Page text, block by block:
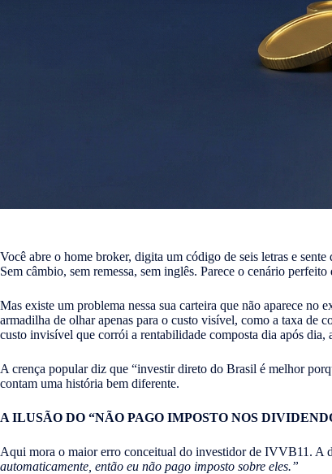
Você abre o home broker, digita um código de seis letras e
Sem câmbio, sem remessa, sem inglês. Parece o cenário
Mas existe um problema nessa sua carteira que não aparece no
armadilha de olhar apenas para o custo visível, como a taxa de
custo invisível que corrói a rentabilidade composta dia após dia,
A crença popular diz que “investir direto do Brasil é melhor
contam uma história bem diferente.
A ILUSÃO DO “NÃO PAGO IMPOSTO NOS
Aqui mora o maior erro conceitual do investidor de IVVB11. A
automaticamente, então eu não pago imposto sobre eles.”